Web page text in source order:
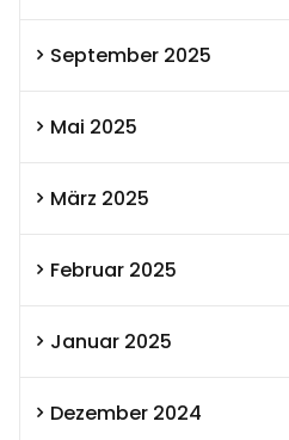
September 2025
Mai 2025
März 2025
Februar 2025
Januar 2025
Dezember 2024